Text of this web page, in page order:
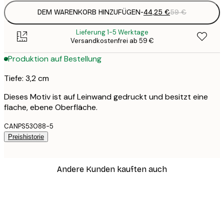
DEM WARENKORB HINZUFÜGEN-44,25 €59 €
Lieferung 1-5 Werktage
Versandkostenfrei ab 59 €
Produktion auf Bestellung
Tiefe: 3,2 cm
Dieses Motiv ist auf Leinwand gedruckt und besitzt eine
flache, ebene Oberfläche.
CANPS53088-5
Preishistorie
Andere Kunden kauften auch